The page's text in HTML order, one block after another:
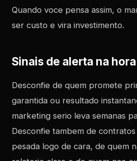
Quando voce pensa assim, o
ser custo e vira investimento.
Sinais de alerta na
Desconfie de quem promete
garantida ou resultado
marketing serio leva semanas
Desconfie tambem de
pesada logo de cara, de quem